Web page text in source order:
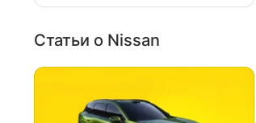
Статьи о Nissan